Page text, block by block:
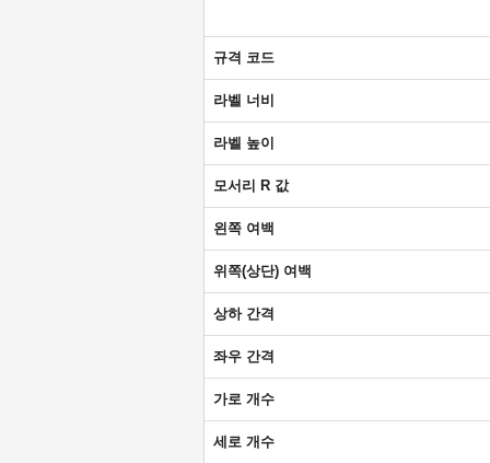
규격 코드
라벨 너비
라벨 높이
모서리 R 값
왼쪽 여백
위쪽(상단) 여백
상하 간격
좌우 간격
가로 개수
세로 개수